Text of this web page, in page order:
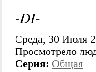
-DI-
Среда, 30 Июля
Просмотрело
Серия: Общая